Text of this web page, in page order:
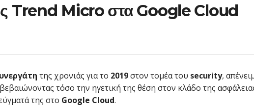
Trend Micro στα Google Cloud
της χρονιάς για το 2019στον τομέα του security,
τόσο την ηγετική της θέση στον κλάδο της
της στο Google Cloud.